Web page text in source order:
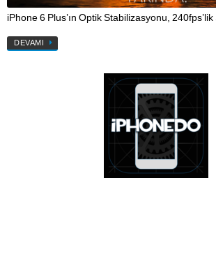
iPhone 6 Plus’ın Optik Stabilizasyonu, 240fps’lik
DEVAMI